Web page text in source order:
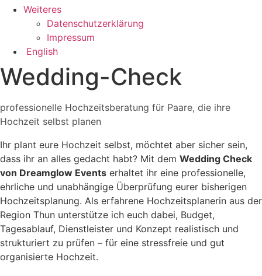
Weiteres
Datenschutzerklärung
Impressum
English
Wedding-Check
professionelle Hochzeitsberatung für Paare, die ihre
Hochzeit selbst planen
Ihr plant eure Hochzeit selbst, möchtet aber sicher sein,
dass ihr an alles gedacht habt? Mit dem Wedding Check
von Dreamglow Events erhaltet ihr eine professionelle,
ehrliche und unabhängige Überprüfung eurer bisherigen
Hochzeitsplanung. Als erfahrene Hochzeitsplanerin aus der
Region Thun unterstütze ich euch dabei, Budget,
Tagesablauf, Dienstleister und Konzept realistisch und
strukturiert zu prüfen – für eine stressfreie und gut
organisierte Hochzeit.